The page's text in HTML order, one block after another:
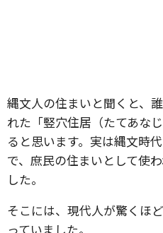
縄文人の住まいと聞くと、
れた「竪穴住居（たてあな
ると思います。実は縄文時
で、庶民の住まいとして使
した。
そこには、現代人が驚くほ
っていました。